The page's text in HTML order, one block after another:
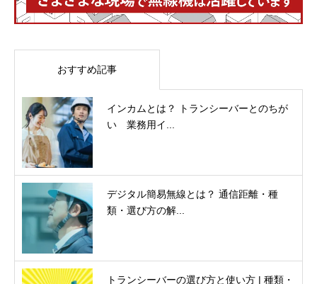
おすすめ記事
インカムとは？ トランシーバーとのちが
い 業務用イ...
デジタル簡易無線とは？ 通信距離・種
類・選び方の解...
トランシーバーの選び方と使い方 | 種類・